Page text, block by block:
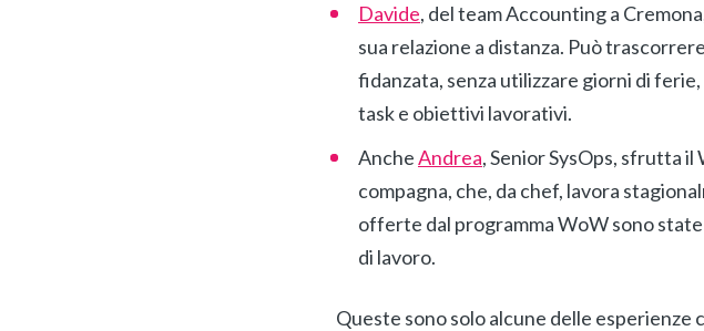
Davide, del team Accounting a
sua relazione a distanza. Può
fidanzata, senza utilizzare giorni di
task e obiettivi lavorativi.
AncheAndrea,Senior SysOps, sfrutta il
compagna, che, da chef, lavora
offerte dal programma WoW sono
di lavoro.
Queste sono solo alcune delle